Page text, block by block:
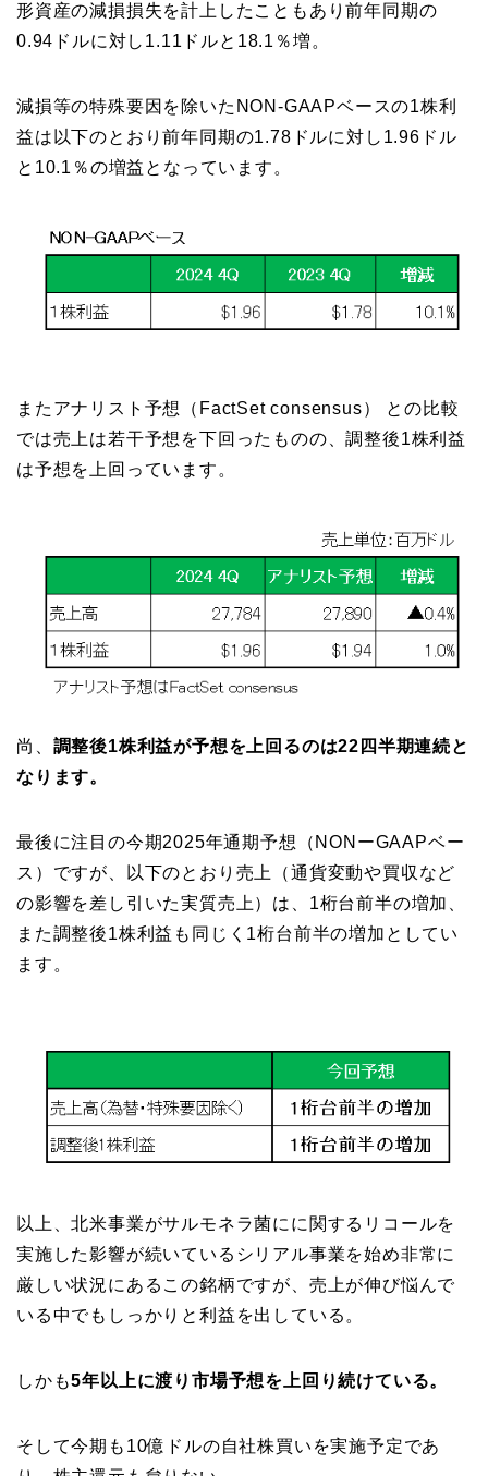
形資産の減損損失を計上したこともあり前年同期の
0.94ドルに対し1.11ドルと18.1％増。
減損等の特殊要因を除いたNON-GAAPベースの1株利
益は以下のとおり前年同期の1.78ドルに対し1.96ドル
と10.1％の増益となっています。
またアナリスト予想（FactSet consensus） との比較
では売上は若干予想を下回ったものの、調整後1株利益
は予想を上回っています。
尚、 調整後1株利益が予想を上回るのは22四半期連続と
なります。
最後に注目の今期2025年通期予想（NONーGAAPベー
ス）ですが、以下のとおり売上（通貨変動や買収など
の影響を差し引いた実質売上）は、1桁台前半の増加、
また調整後1株利益も同じく1桁台前半の増加としてい
ます。
以上、北米事業がサルモネラ菌にに関するリコールを
実施した影響が続いているシリアル事業を始め非常に
厳しい状況にあるこの銘柄ですが、売上が伸び悩んで
いる中でもしっかりと利益を出している。
しかも5年以上に渡り市場予想を上回り続けている。
そして今期も10億ドルの自社株買いを実施予定であ